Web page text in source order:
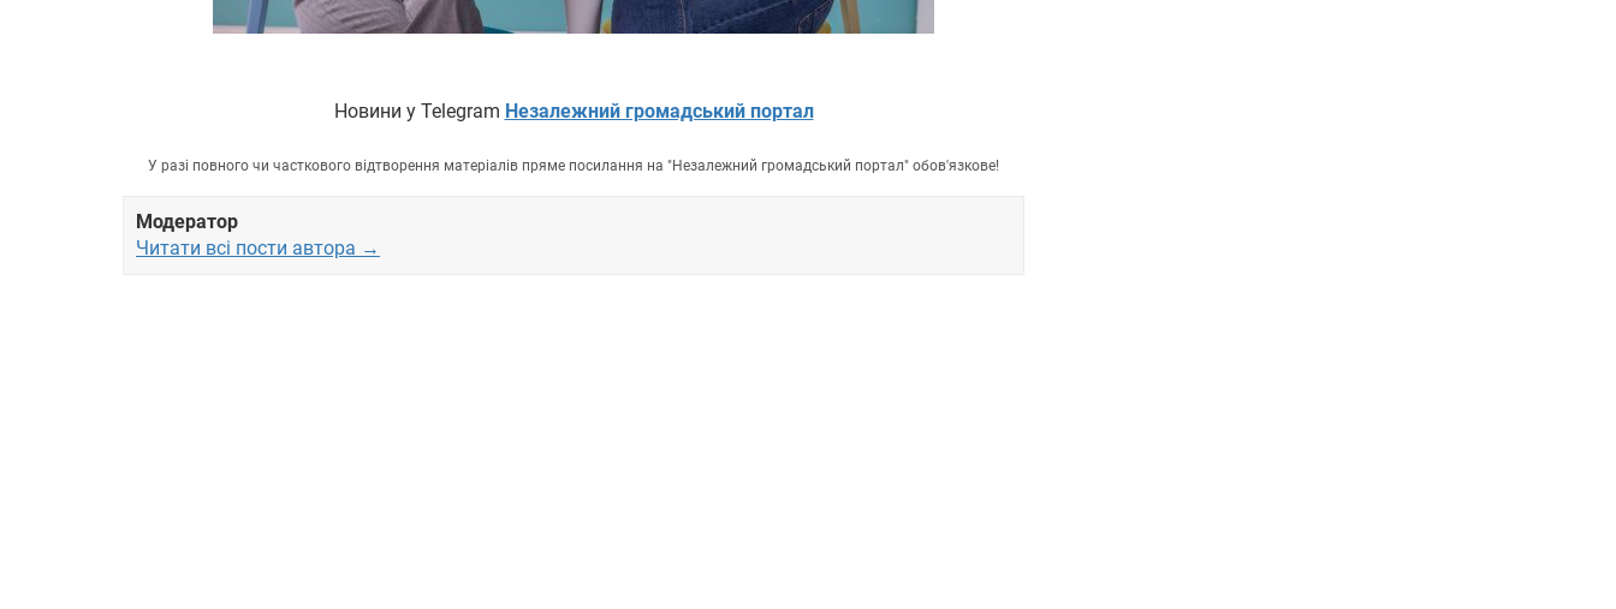
Новини у Telegram Незалежний громадський портал
У разі повного чи часткового відтворення матеріалів пряме посилання на "Незалежний громадський портал" обов'язкове!
Модератор
Читати всі пости автора →